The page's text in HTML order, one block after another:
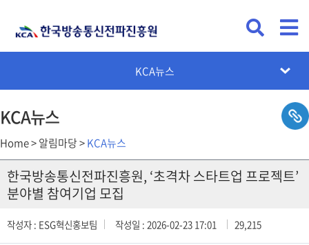
공지사항
채용공고
입찰공고
KCA뉴스
카드뉴스
설문조사
KCA뉴스
Home > 알림마당 >KCA뉴스
한국방송통신전파진흥원, ‘초격차 스타트업 프로젝트’
분야별 참여기업 모집
작성자 : ESG혁신홍보팀 작성일 : 2026-02-23 17:01 29,215